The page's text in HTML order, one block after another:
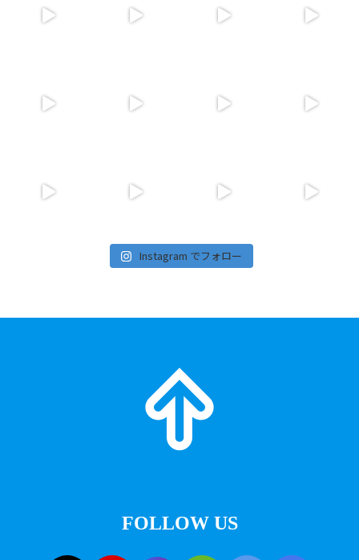
Instagram でフォロー
FOLLOW US